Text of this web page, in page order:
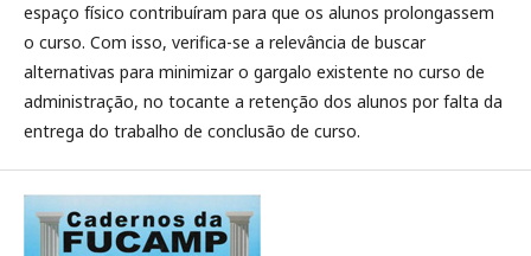
espaço físico contribuíram para que os alunos prolongassem
o curso. Com isso, verifica-se a relevância de buscar
alternativas para minimizar o gargalo existente no curso de
administração, no tocante a retenção dos alunos por falta da
entrega do trabalho de conclusão de curso.